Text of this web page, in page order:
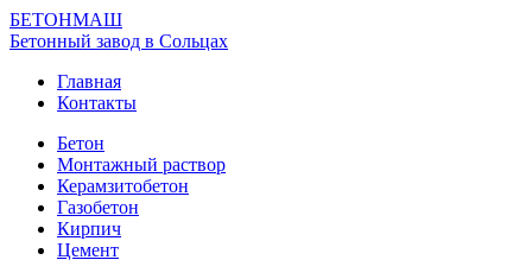
БЕТОНМАШ
Бетонный завод в Сольцах
Главная
Контакты
Бетон
Монтажный раствор
Керамзитобетон
Газобетон
Кирпич
Цемент